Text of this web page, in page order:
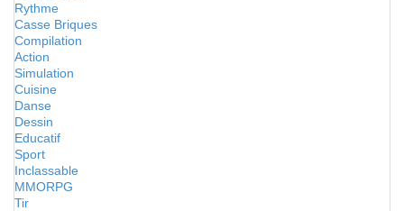
Rythme
Casse Briques
Compilation
Action
Simulation
Cuisine
Danse
Dessin
Educatif
Sport
Inclassable
MMORPG
Tir